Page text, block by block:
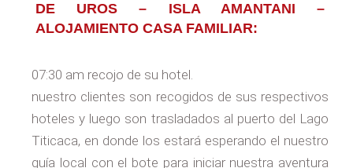
DE UROS – ISLA AMANTANI –
ALOJAMIENTO CASA FAMILIAR:
07:30 am recojo de su hotel.
nuestro clientes son recogidos de sus respectivos
hoteles y luego son trasladados al puerto del Lago
Titicaca, en donde los estará esperando el nuestro
guía local con el bote para iniciar nuestra aventura